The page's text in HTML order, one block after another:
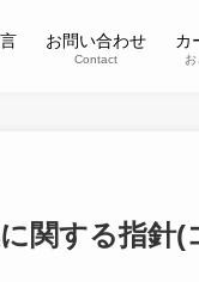
お問い合わせ
Contact
カ
関する指針(